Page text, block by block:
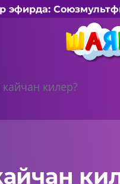
эфирда:
килер?